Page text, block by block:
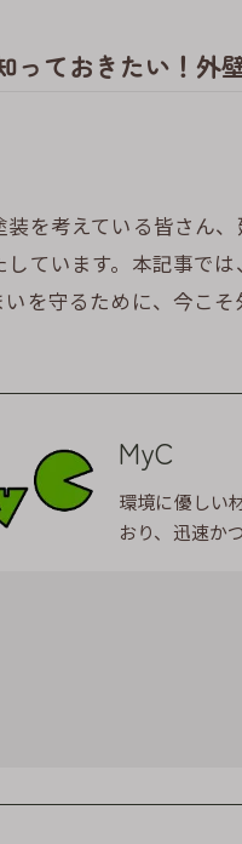
っておきたい！外
装を考えている皆さん
しています。本記事で
を守るために、今こ
MyC
環境に優しい
おり、迅速か